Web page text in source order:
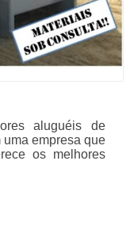
aluguéis de
empresa que
os melhores